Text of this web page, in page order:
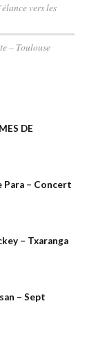
vers les
– Toulouse
DE
Para – Concert
– Txaranga
– Sept